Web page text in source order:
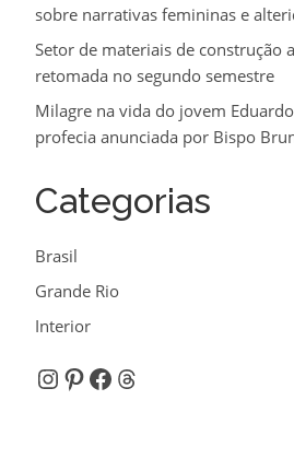
sobre narrativas femininas e
Setor de materiais de construção
retomada no segundo semestre
Milagre na vida do jovem
profecia anunciada por Bispo
Categorias
Brasil
Grande Rio
Interior
Instagram
Pinterest
Facebook
Threads